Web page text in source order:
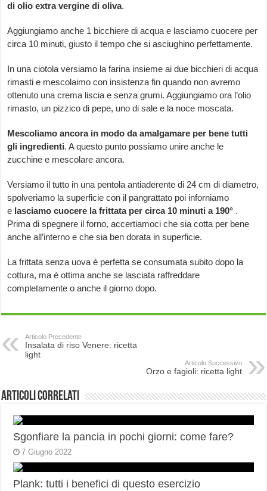
di olio extra vergine di oliva.
Aggiungiamo anche 1 bicchiere di acqua e lasciamo cuocere per
circa 10 minuti, giusto il tempo che si asciughino perfettamente.
In una ciotola versiamo la farina insieme ai due bicchieri di acqua
rimasti e mescolaimo con insistenza fin quando non avremo
ottenuto una crema liscia e senza grumi. Aggiungiamo ora l’olio
rimasto, un pizzico di pepe, uno di sale e la noce moscata.
Mescoliamo ancora in modo da amalgamare per bene tutti
gli ingredienti. A questo punto possiamo unire anche le
zucchine e mescolare ancora.
Versiamo il tutto in una pentola antiaderente di 24 cm di diametro,
spolveriamo la superficie con il pangrattato poi inforniamo
e lasciamo cuocere la frittata per circa 10 minuti a 190° .
Prima di spegnere il forno, accertiamoci che sia cotta per bene
anche all’interno e che sia ben dorata in superficie.
La frittata senza uova è perfetta se consumata subito dopo la
cottura, ma è ottima anche se lasciata raffreddare
completamente o anche il giorno dopo.
Articolo Precedente
Insalata di riso Venere: ricetta
light
Articolo Successivo
Orzo e fagioli: ricetta light
Articoli correlati
Sgonfiare la pancia in pochi giorni: come fare?
7 Giugno 2022
Plank: tutti i benefici di questo esercizio